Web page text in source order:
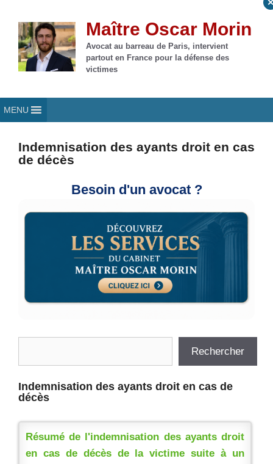
contenu
Maître Oscar Morin
Avocat au barreau de Paris, intervient
partout en France pour la défense des
victimes
MENU
Indemnisation des ayants droit en cas
de décès
Besoin d'un avocat ?
Rechercher
Indemnisation des ayants droit en cas de
décès
Résumé de l'indemnisation des ayants droit
en cas de décès de la victime suite à un